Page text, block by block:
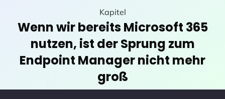
Kapitel
Wenn wir bereits Microsoft 365
nutzen, ist der Sprung zum
Endpoint Manager nicht mehr
groß